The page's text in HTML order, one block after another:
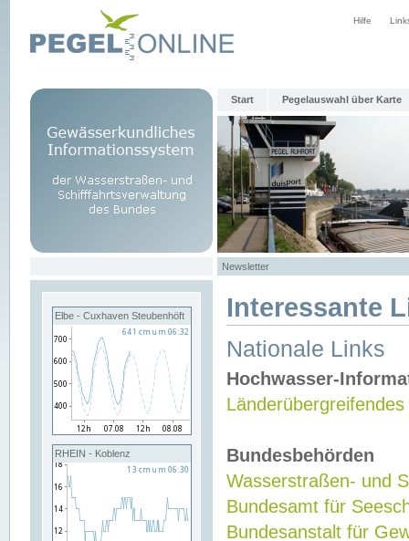
Hilfe
Start Pegelauswahl über Karte
Newsletter
Elbe - Cuxhaven Steubenhöft
RHEIN - Koblenz
Interessante
Nationale Links
Hochwasser-
Bundesbehörden
Wasserstraßen- und
Bundesamt für
Bundesanstalt für